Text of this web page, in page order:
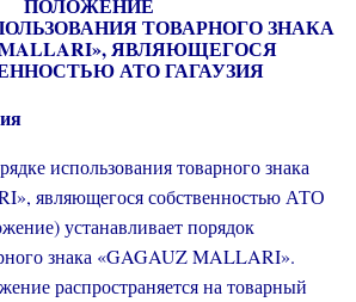
ТОВАРНОГО ЗНАКА
», ЯВЛЯЮЩЕГОСЯ
АТО ГАГАУЗИЯ
использования товарного знака
», являющегося собственностью АТО
устанавливает порядок
знака «GAGAUZMALLARI».
распространяется на товарный